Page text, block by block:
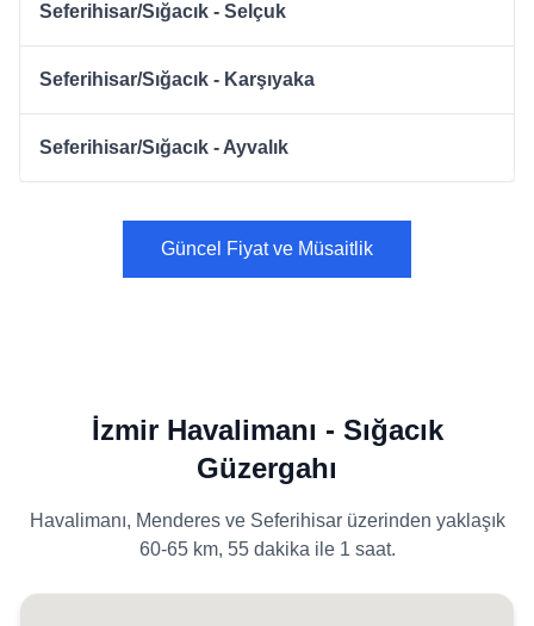
Seferihisar/Sığacık - Selçuk
Seferihisar/Sığacık - Karşıyaka
Seferihisar/Sığacık - Ayvalık
Güncel Fiyat ve Müsaitlik
İzmir Havalimanı - Sığacık
Güzergahı
Havalimanı, Menderes ve Seferihisar üzerinden yaklaşık
60-65 km, 55 dakika ile 1 saat.